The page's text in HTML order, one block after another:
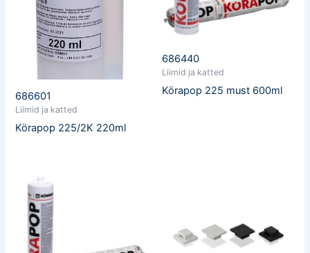
686601
Liimid ja katted
Körapop 225/2K 220ml
686440
Liimid ja katted
Körapop 225 must 600ml